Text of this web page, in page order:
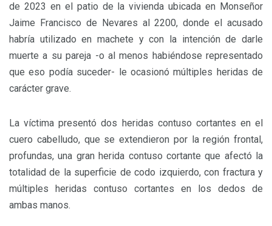
de 2023 en el patio de la vivienda ubicada en Monseñor
Jaime Francisco de Nevares al 2200, donde el acusado
habría utilizado en machete y con la intención de darle
muerte a su pareja -o al menos habiéndose representado
que eso podía suceder- le ocasionó múltiples heridas de
carácter grave.
La víctima presentó dos heridas contuso cortantes en el
cuero cabelludo, que se extendieron por la región frontal,
profundas, una gran herida contuso cortante que afectó la
totalidad de la superficie de codo izquierdo, con fractura y
múltiples heridas contuso cortantes en los dedos de
ambas manos.